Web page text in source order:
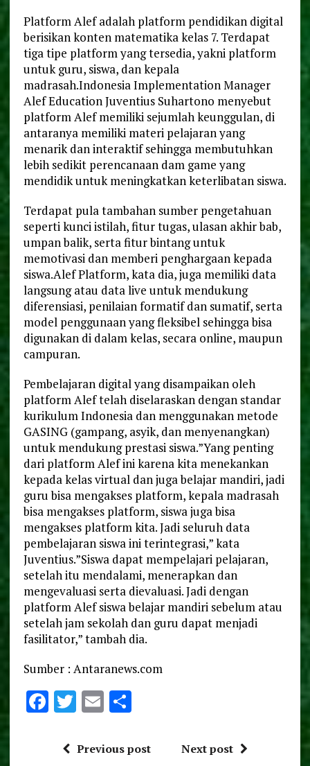
Platform Alef adalah platform pendidikan digital
berisikan konten matematika kelas 7. Terdapat
tiga tipe platform yang tersedia, yakni platform
untuk guru, siswa, dan kepala
madrasah.Indonesia Implementation Manager
Alef Education Juventius Suhartono menyebut
platform Alef memiliki sejumlah keunggulan, di
antaranya memiliki materi pelajaran yang
menarik dan interaktif sehingga membutuhkan
lebih sedikit perencanaan dam game yang
mendidik untuk meningkatkan keterlibatan siswa.
Terdapat pula tambahan sumber pengetahuan
seperti kunci istilah, fitur tugas, ulasan akhir bab,
umpan balik, serta fitur bintang untuk
memotivasi dan memberi penghargaan kepada
siswa.Alef Platform, kata dia, juga memiliki data
langsung atau data live untuk mendukung
diferensiasi, penilaian formatif dan sumatif, serta
model penggunaan yang fleksibel sehingga bisa
digunakan di dalam kelas, secara online, maupun
campuran.
Pembelajaran digital yang disampaikan oleh
platform Alef telah diselaraskan dengan standar
kurikulum Indonesia dan menggunakan metode
GASING (gampang, asyik, dan menyenangkan)
untuk mendukung prestasi siswa.”Yang penting
dari platform Alef ini karena kita menekankan
kepada kelas virtual dan juga belajar mandiri, jadi
guru bisa mengakses platform, kepala madrasah
bisa mengakses platform, siswa juga bisa
mengakses platform kita. Jadi seluruh data
pembelajaran siswa ini terintegrasi,” kata
Juventius.”Siswa dapat mempelajari pelajaran,
setelah itu mendalami, menerapkan dan
mengevaluasi serta dievaluasi. Jadi dengan
platform Alef siswa belajar mandiri sebelum atau
setelah jam sekolah dan guru dapat menjadi
fasilitator,” tambah dia.
Sumber : Antaranews.com
F
ce
T
it
E
ai
S
a
Previous post Next post